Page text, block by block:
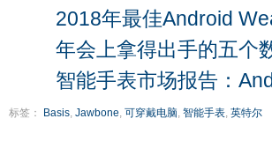
2018年最佳Android
年会上拿得出手的五个
智能手表市场报告：
标签： Basis, Jawbone, 可穿戴电脑, 智能手表, 英特尔